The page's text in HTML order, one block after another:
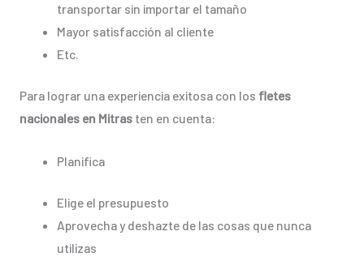
transportar sin importar el tamaño
Mayor satisfacción al cliente
Etc.
Para lograr una experiencia exitosa con los fletes
nacionales en Mitrasten en cuenta:
Planifica
Elige el presupuesto
Aprovecha y deshazte de las cosas que nunca
utilizas